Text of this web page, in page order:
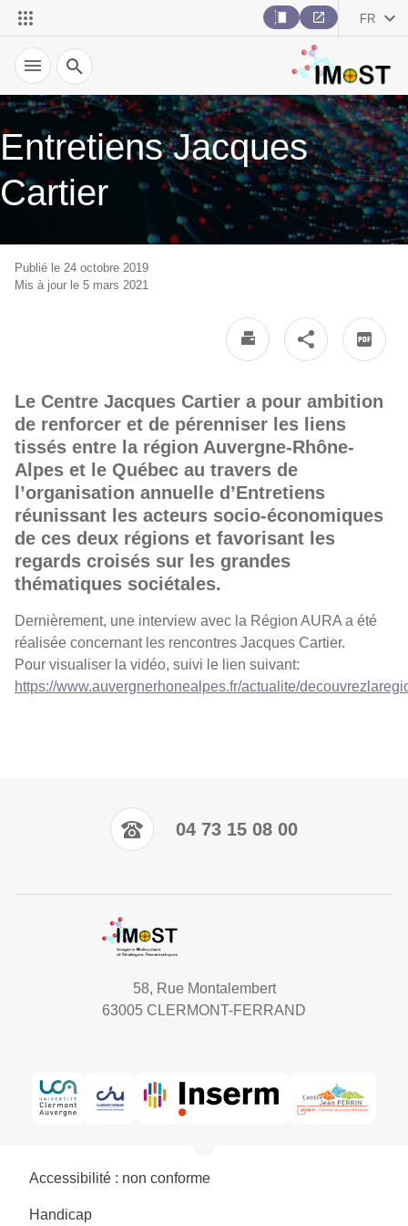
FR
Recherche
Entretiens Jacques
Cartier
Publié le 24 octobre 2019
Mis à jour le 5 mars 2021
Le Centre Jacques Cartier a pour ambition
de renforcer et de pérenniser les liens
tissés entre la région Auvergne-Rhône-
Alpes et le Québec au travers de
l’organisation annuelle d’Entretiens
réunissant les acteurs socio-économiques
de ces deux régions et favorisant les
regards croisés sur les grandes
thématiques sociétales.
Dernièrement, une interview avec la Région AURA a été
réalisée concernant les rencontres Jacques Cartier.
Pour visualiser la vidéo, suivi le lien suivant:
https://www.auvergnerhonealpes.fr/actualite/
04 73 15 08 00
58, Rue Montalembert
63005 CLERMONT-FERRAND
Accessibilité : non conforme
Handicap